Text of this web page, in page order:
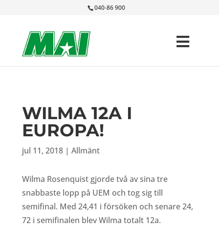
040-86 900
WILMA 12A I
EUROPA!
jul 11, 2018| Allmänt
Wilma Rosenquist gjorde två av sina tre
snabbaste lopp på UEM och tog sig till
semifinal. Med 24,41 i försöken och senare 24,
72 i semifinalen blev Wilma totalt 12a.